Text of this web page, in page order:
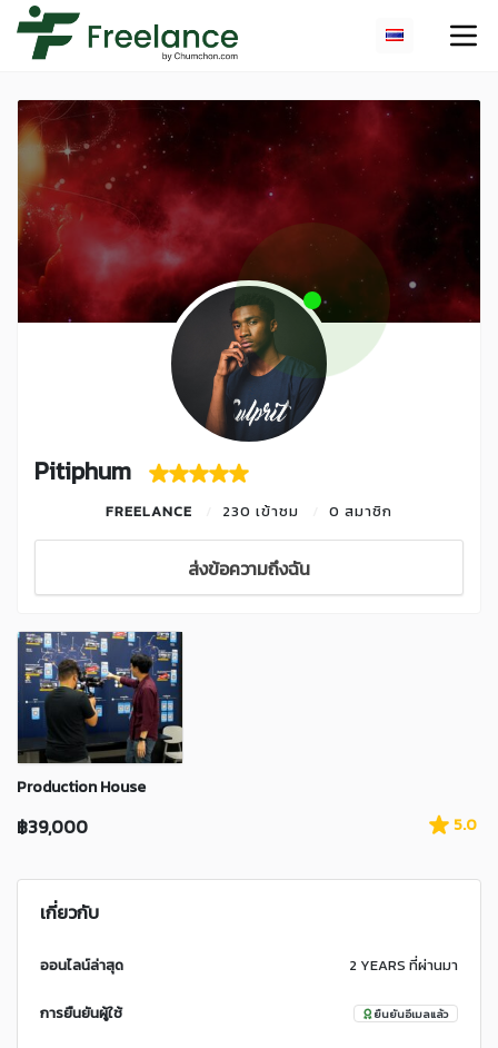
Pitiphum
FREELANCE 230 เข้าชม 0 สมาชิก
ส่งข้อความถึงฉัน
Production House
฿39,000 5.0
เกี่ยวกับ
ออนไลน์ล่าสุด 2 YEARS ที่ผ่านมา
การยืนยันผู้ใช้ ยืนยันอีเมลแล้ว